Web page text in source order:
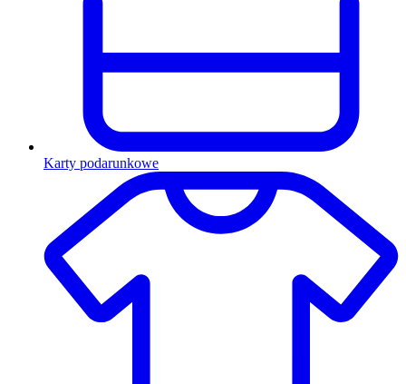
Karty podarunkowe